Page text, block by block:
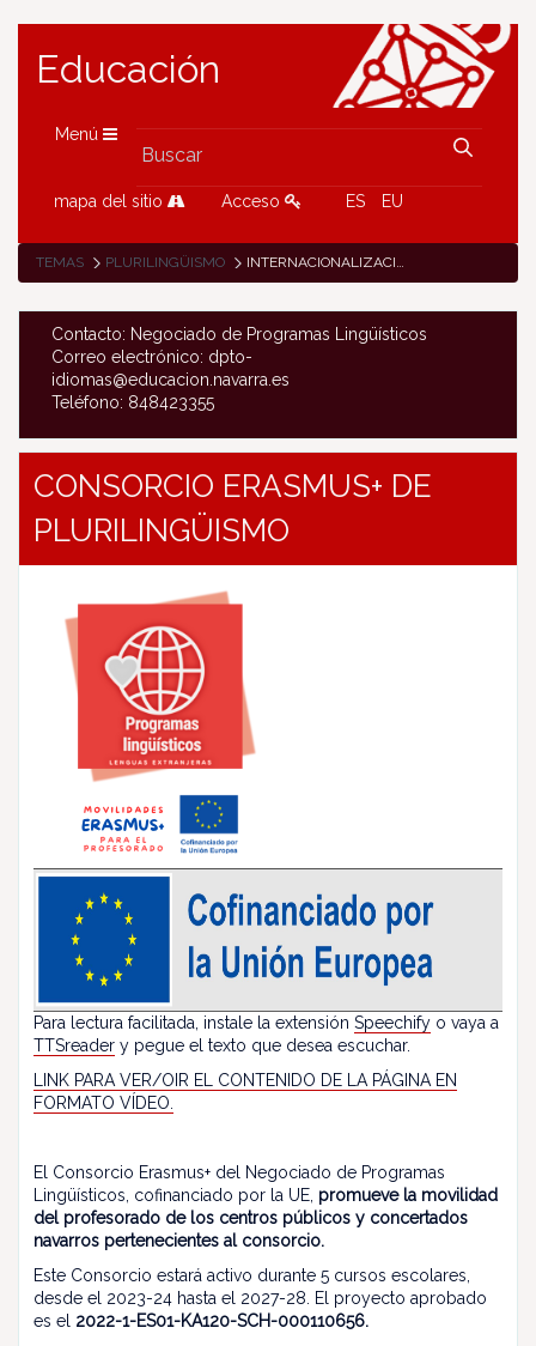
Educación
Menú
mapa del sitio Acceso ES EU
TEMAS PLURILINGÜISMO INTERNACIONALIZACIÓN
Contacto: Negociado de Programas Lingüísticos
Correo electrónico: dpto-
idiomas@educacion.navarra.es
Teléfono: 848423355
CONSORCIO ERASMUS+ DE
PLURILINGÜISMO
Para lectura facilitada, instale la extensión Speechify o vaya a
TTSreader y pegue el texto que desea escuchar.
LINK PARA VER/OIR EL CONTENIDO DE LA PÁGINA EN
FORMATO VÍDEO.
El Consorcio Erasmus+ del Negociado de Programas
Lingüísticos, cofinanciado por la UE, promueve la movilidad
del profesorado de los centros públicos y concertados
navarros pertenecientes al consorcio.
Este Consorcio estará activo durante 5 cursos escolares,
desde el 2023-24 hasta el 2027-28. El proyecto aprobado
es el 2022-1-ES01-KA120-SCH-000110656.